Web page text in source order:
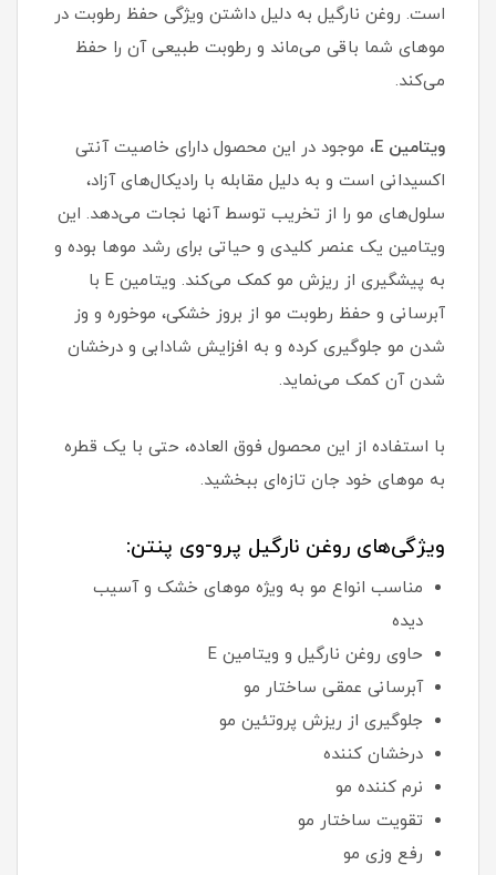
است. روغن نارگیل به دلیل داشتن ویژگی حفظ رطوبت در
موهای شما باقی می‌ماند و رطوبت طبیعی آن را حفظ
می‌کند.
ویتامین E
، موجود در این محصول دارای خاصیت آنتی
اکسیدانی است و به دلیل مقابله با رادیکال‌های آزاد،
سلول‌های مو را از تخریب توسط آنها نجات می‌دهد. این
ویتامین یک عنصر کلیدی و حیاتی برای رشد موها بوده و
به پیشگیری از ریزش مو کمک می‌کند. ویتامین E با
آبرسانی و حفظ رطوبت مو از بروز خشکی، موخوره و وز
شدن مو جلوگیری کرده و به افزایش شادابی و درخشان
شدن آن کمک می‌نماید.
با استفاده از این محصول فوق العاده، حتی با یک قطره
به موهای خود جان تازه‌ای ببخشید.
ویژگی‌های روغن نارگیل پرو-وی پنتن:
مناسب انواع مو به ویژه موهای خشک و آسیب
دیده
حاوی روغن نارگیل و ویتامین E
آبرسانی عمقی ساختار مو
جلوگیری از ریزش پروتئین مو
درخشان کننده
نرم کننده مو
تقویت ساختار مو
رفع وزی مو